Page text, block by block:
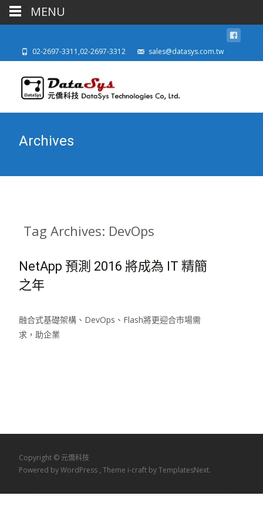
02-2697-3311,02-2697-3312 sales@datasys.com.tw
Archives
Tag Archives: DevOps
NetApp 預測 2016 將成為 IT 精簡
之年
融合式基礎架構、DevOps、Flash將更迎合市場需
求，助企業
Copyright © 元僑科技
Powered by WordPress , Theme i-craft by TemplatesNext.
MENU